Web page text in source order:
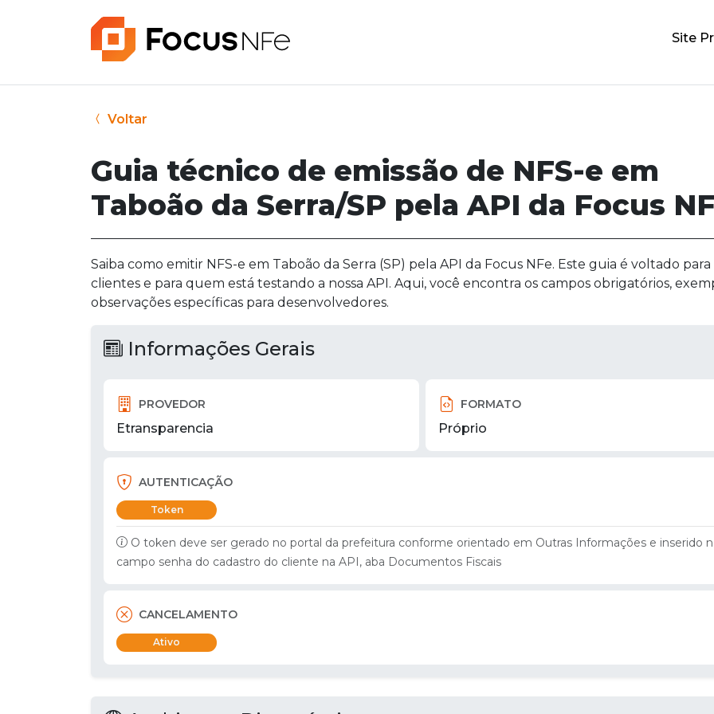
Site
Voltar
Guia técnico de emissão de NFS-e em
Taboão da Serra/SP pela API da Focus
Saiba como emitir NFS-e em Taboão da Serra (SP) pela API da Focus NFe. Este guia é voltado para
clientes e para quem está testando a nossa API. Aqui, você encontra os campos obrigatórios,
observações específicas para desenvolvedores.
Informações Gerais
PROVEDOR
Etransparencia
FORMATO
Próprio
AUTENTICAÇÃO
Token
O token deve ser gerado no portal da prefeitura conforme orientado em Outras Informações e inserido
campo senha do cadastro do cliente na API, aba Documentos Fiscais
CANCELAMENTO
Ativo